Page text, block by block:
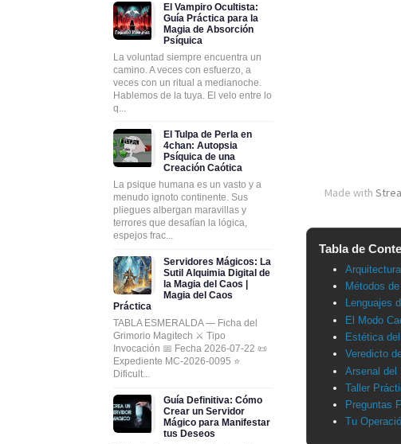
Tabla de
Métodos
Lenguajes
El Modo
Estética
Veredicto
Arsenal del
Taller
Preguntas
Tu
El Vampiro Ocultista:
Guía Práctica para la
Magia de Absorción
Psíquica
La voluntad siempre encuentra un
camino. A veces con esfuerzo, a
veces con un ritual a medianoche.
Hablemos de la tuya. El velo entre lo
q...
El Tulpa de Perla en
4chan: Autopsia
Psíquica de una
Creación Caótica
La psique humana es un vasto y a
menudo ignoto continente. Sus
pliegues albergan maravillas y
terrores que desafían la lógica,
espejos frac...
Servidores Mágicos: La
Sutil Alquimia Digital de
la Magia del Caos |
Magia del Caos
Práctica
TABLA ESMERALDA — Ficha del
Grimorio Magitech ⚔️ Tipo
Invocación 📅 Fecha 2026-07-22 📜
Expediente MC-2026-0095 ⭐
Dificult...
Guía Definitiva: Cómo
Crear un Servidor
Mágico para Manifestar
tus Deseos